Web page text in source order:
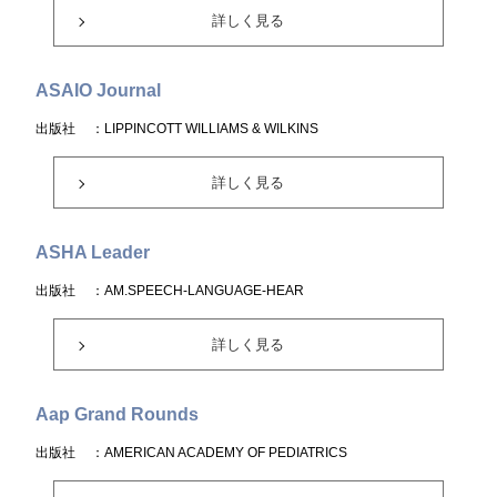
詳しく見る
ASAIO Journal
出版社 ：LIPPINCOTT WILLIAMS & WILKINS
詳しく見る
ASHA Leader
出版社 ：AM.SPEECH-LANGUAGE-HEAR
詳しく見る
Aap Grand Rounds
出版社 ：AMERICAN ACADEMY OF PEDIATRICS